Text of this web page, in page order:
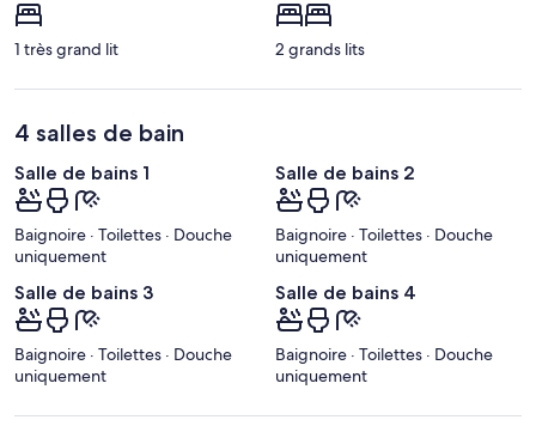
1 très grand lit 2 grands lits
4 salles de bain
Salle de bains 1
Baignoire · Toilettes · Douche
uniquement
Salle de bains 2
Baignoire · Toilettes · Douche
uniquement
Salle de bains 3
Baignoire · Toilettes · Douche
uniquement
Salle de bains 4
Baignoire · Toilettes · Douche
uniquement